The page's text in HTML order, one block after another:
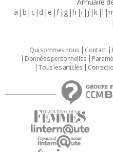
a b c d e f g h i j k l
Qui sommes nous Contact
Données personnelles
Tous les articles